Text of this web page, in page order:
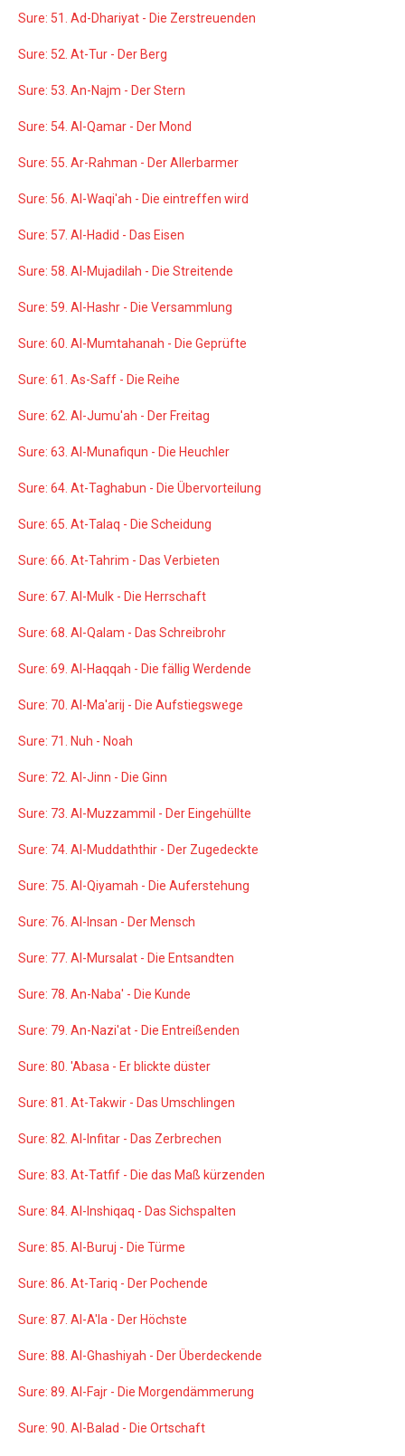
Sure: 51. Ad-Dhariyat - Die Zerstreuenden
Sure: 52. At-Tur - Der Berg
Sure: 53. An-Najm - Der Stern
Sure: 54. Al-Qamar - Der Mond
Sure: 55. Ar-Rahman - Der Allerbarmer
Sure: 56. Al-Waqi'ah - Die eintreffen wird
Sure: 57. Al-Hadid - Das Eisen
Sure: 58. Al-Mujadilah - Die Streitende
Sure: 59. Al-Hashr - Die Versammlung
Sure: 60. Al-Mumtahanah - Die Geprüfte
Sure: 61. As-Saff - Die Reihe
Sure: 62. Al-Jumu'ah - Der Freitag
Sure: 63. Al-Munafiqun - Die Heuchler
Sure: 64. At-Taghabun - Die Übervorteilung
Sure: 65. At-Talaq - Die Scheidung
Sure: 66. At-Tahrim - Das Verbieten
Sure: 67. Al-Mulk - Die Herrschaft
Sure: 68. Al-Qalam - Das Schreibrohr
Sure: 69. Al-Haqqah - Die fällig Werdende
Sure: 70. Al-Ma'arij - Die Aufstiegswege
Sure: 71. Nuh - Noah
Sure: 72. Al-Jinn - Die Ginn
Sure: 73. Al-Muzzammil - Der Eingehüllte
Sure: 74. Al-Muddaththir - Der Zugedeckte
Sure: 75. Al-Qiyamah - Die Auferstehung
Sure: 76. Al-Insan - Der Mensch
Sure: 77. Al-Mursalat - Die Entsandten
Sure: 78. An-Naba' - Die Kunde
Sure: 79. An-Nazi'at - Die Entreißenden
Sure: 80. 'Abasa - Er blickte düster
Sure: 81. At-Takwir - Das Umschlingen
Sure: 82. Al-Infitar - Das Zerbrechen
Sure: 83. At-Tatfif - Die das Maß kürzenden
Sure: 84. Al-Inshiqaq - Das Sichspalten
Sure: 85. Al-Buruj - Die Türme
Sure: 86. At-Tariq - Der Pochende
Sure: 87. Al-A'la - Der Höchste
Sure: 88. Al-Ghashiyah - Der Überdeckende
Sure: 89. Al-Fajr - Die Morgendämmerung
Sure: 90. Al-Balad - Die Ortschaft